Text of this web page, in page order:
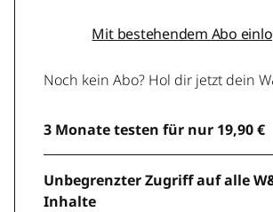
Mit bestehendem Abo
Noch kein Abo? Hol dir jetzt dein
3 Monate testen für nur 19,90 €
Unbegrenzter Zugriff auf alle
Inhalte